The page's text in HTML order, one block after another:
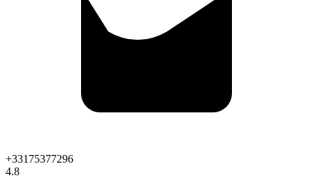
+33175377296
4.8